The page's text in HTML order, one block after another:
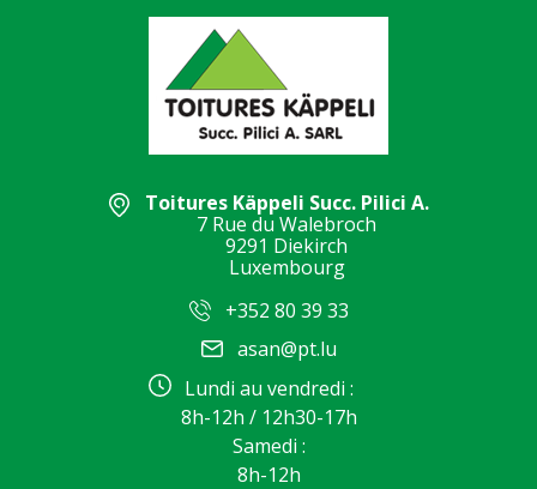
Toitures Käppeli Succ. Pilici A.
7 Rue du Walebroch
9291 Diekirch
Luxembourg
+352 80 39 33
asan@pt.lu
Lundi au vendredi :
8h-12h / 12h30-17h
Samedi :
8h-12h